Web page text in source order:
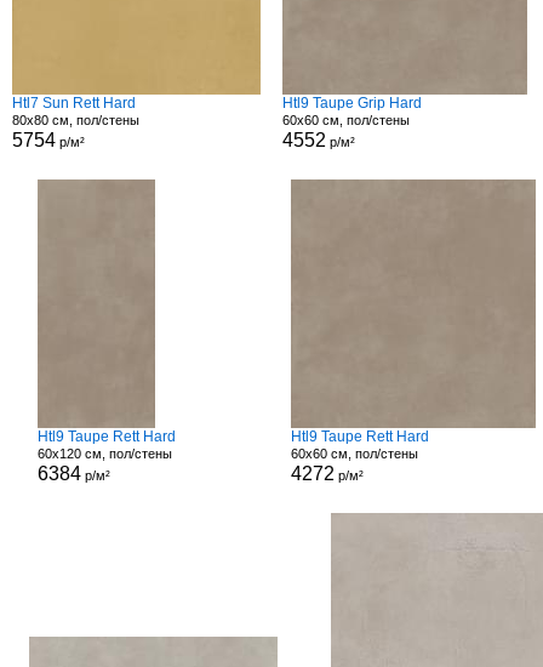
Htl7 Sun Rett Hard
80x80 см, пол/стены
5754 р/м²
Htl9 Taupe Grip Hard
60x60 см, пол/стены
4552 р/м²
Htl9 Taupe Rett Hard
60x120 см, пол/стены
6384р/м²
Htl9 Taupe Rett Hard
60x60 см, пол/стены
4272 р/м²